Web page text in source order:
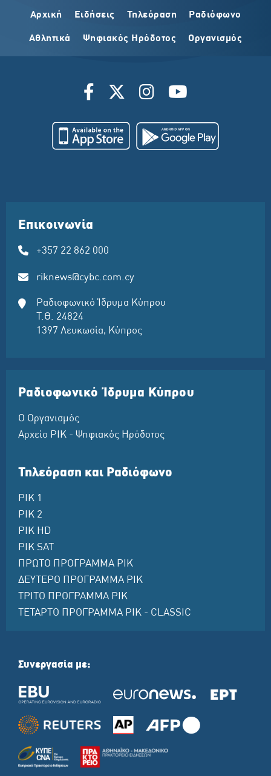
Αρχική Ειδήσεις Τηλεόραση Ραδιόφωνο
Αθλητικά Ψηφιακός Ηρόδοτος Οργανισμός
Επικοινωνία
+357 22 862 000
riknews@cybc.com.cy
Ραδιοφωνικό Ίδρυμα Κύπρου
Τ.Θ. 24824
1397 Λευκωσία, Κύπρος
Ραδιοφωνικό Ίδρυμα Κύπρου
Ο Οργανισμός
Αρχείο ΡΙΚ - Ψηφιακός Ηρόδοτος
Τηλεόραση και Ραδιόφωνο
ΡΙΚ 1
ΡΙΚ 2
ΡΙΚ HD
ΡΙΚ SAT
ΠΡΩΤΟ ΠΡΟΓΡΑΜΜΑ ΡΙΚ
ΔΕΥΤΕΡΟ ΠΡΟΓΡΑΜΜΑ ΡΙΚ
ΤΡΙΤΟ ΠΡΟΓΡΑΜΜΑ ΡΙΚ
ΤΕΤΑΡΤΟ ΠΡΟΓΡΑΜΜΑ ΡΙΚ - CLASSIC
Συνεργασία με: